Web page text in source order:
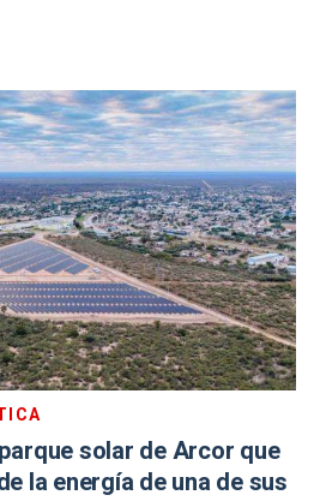
solar de Arcor que
la energía de una de sus